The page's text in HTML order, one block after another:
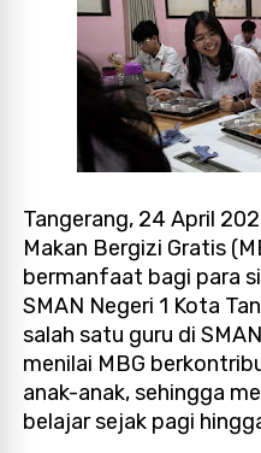
Tangerang, 24 April
Makan Bergizi Gratis
bermanfaat bagi para
SMAN Negeri 1 Kota
salah satu guru di
menilai MBG
anak-anak, sehingga
belajar sejak pagi